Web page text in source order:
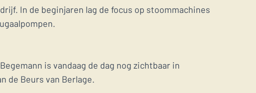
In de beginjaren lag de focus op stoommachines
is vandaag de dag nog zichtbaar in
de Beurs van Berlage.